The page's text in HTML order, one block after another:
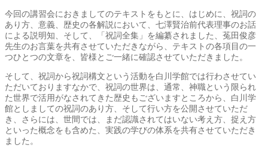
今回の講習会におきましてのテキストをもとに、はじめに、祝詞の
あり方、意義、歴史の各解説において、七澤賢治前代表理事のお話
による説明知、そして、「祝詞全集」を編纂されました、菟田俊彦
先生のお言葉を共有させていただきながら、テキストの各項目の一
つひとつの文章を、皆様とご一緒に確認させていただきました。
そして、祝詞から祝詞構文という活動を白川学館では行わさせてい
ただいておりますなかで、祝詞の世界は、通常、神職という限られ
た世界で活用がなされてきた歴史もございますところから、白川学
館としましての祝詞のあり方、そして行い方を公開させていただ
き、さらには、世間では、まだ認識されてはいない考え方、捉え方
といった概念をも含めた、実践の学びの体系を共有させていただき
ました。